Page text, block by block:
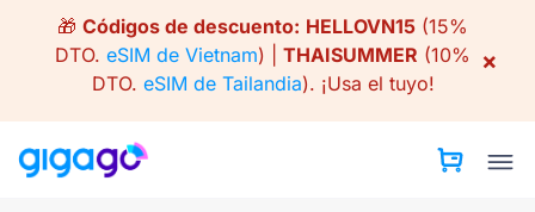
🎁 Códigos de descuento: HELLOVN15 (15%
DTO. eSIM de Vietnam) | THAISUMMER (10%
DTO. eSIM de Tailandia). ¡Usa el tuyo!
×